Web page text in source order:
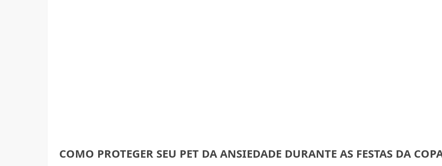
COMO PROTEGER SEU PET DA ANSIEDADE DURANTE AS FESTAS DA